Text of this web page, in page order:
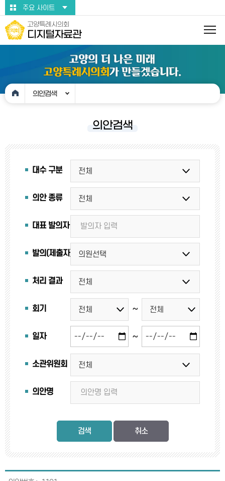
본문바로가기주요 사이트
고양특례시의회
디지털자료관
의안검색
의안검색
대수 구분
의안 종류
대표 발의자
발의(제출자)
처리 결과
회기 ~
일자 ~
소관위원회
의안명
검색